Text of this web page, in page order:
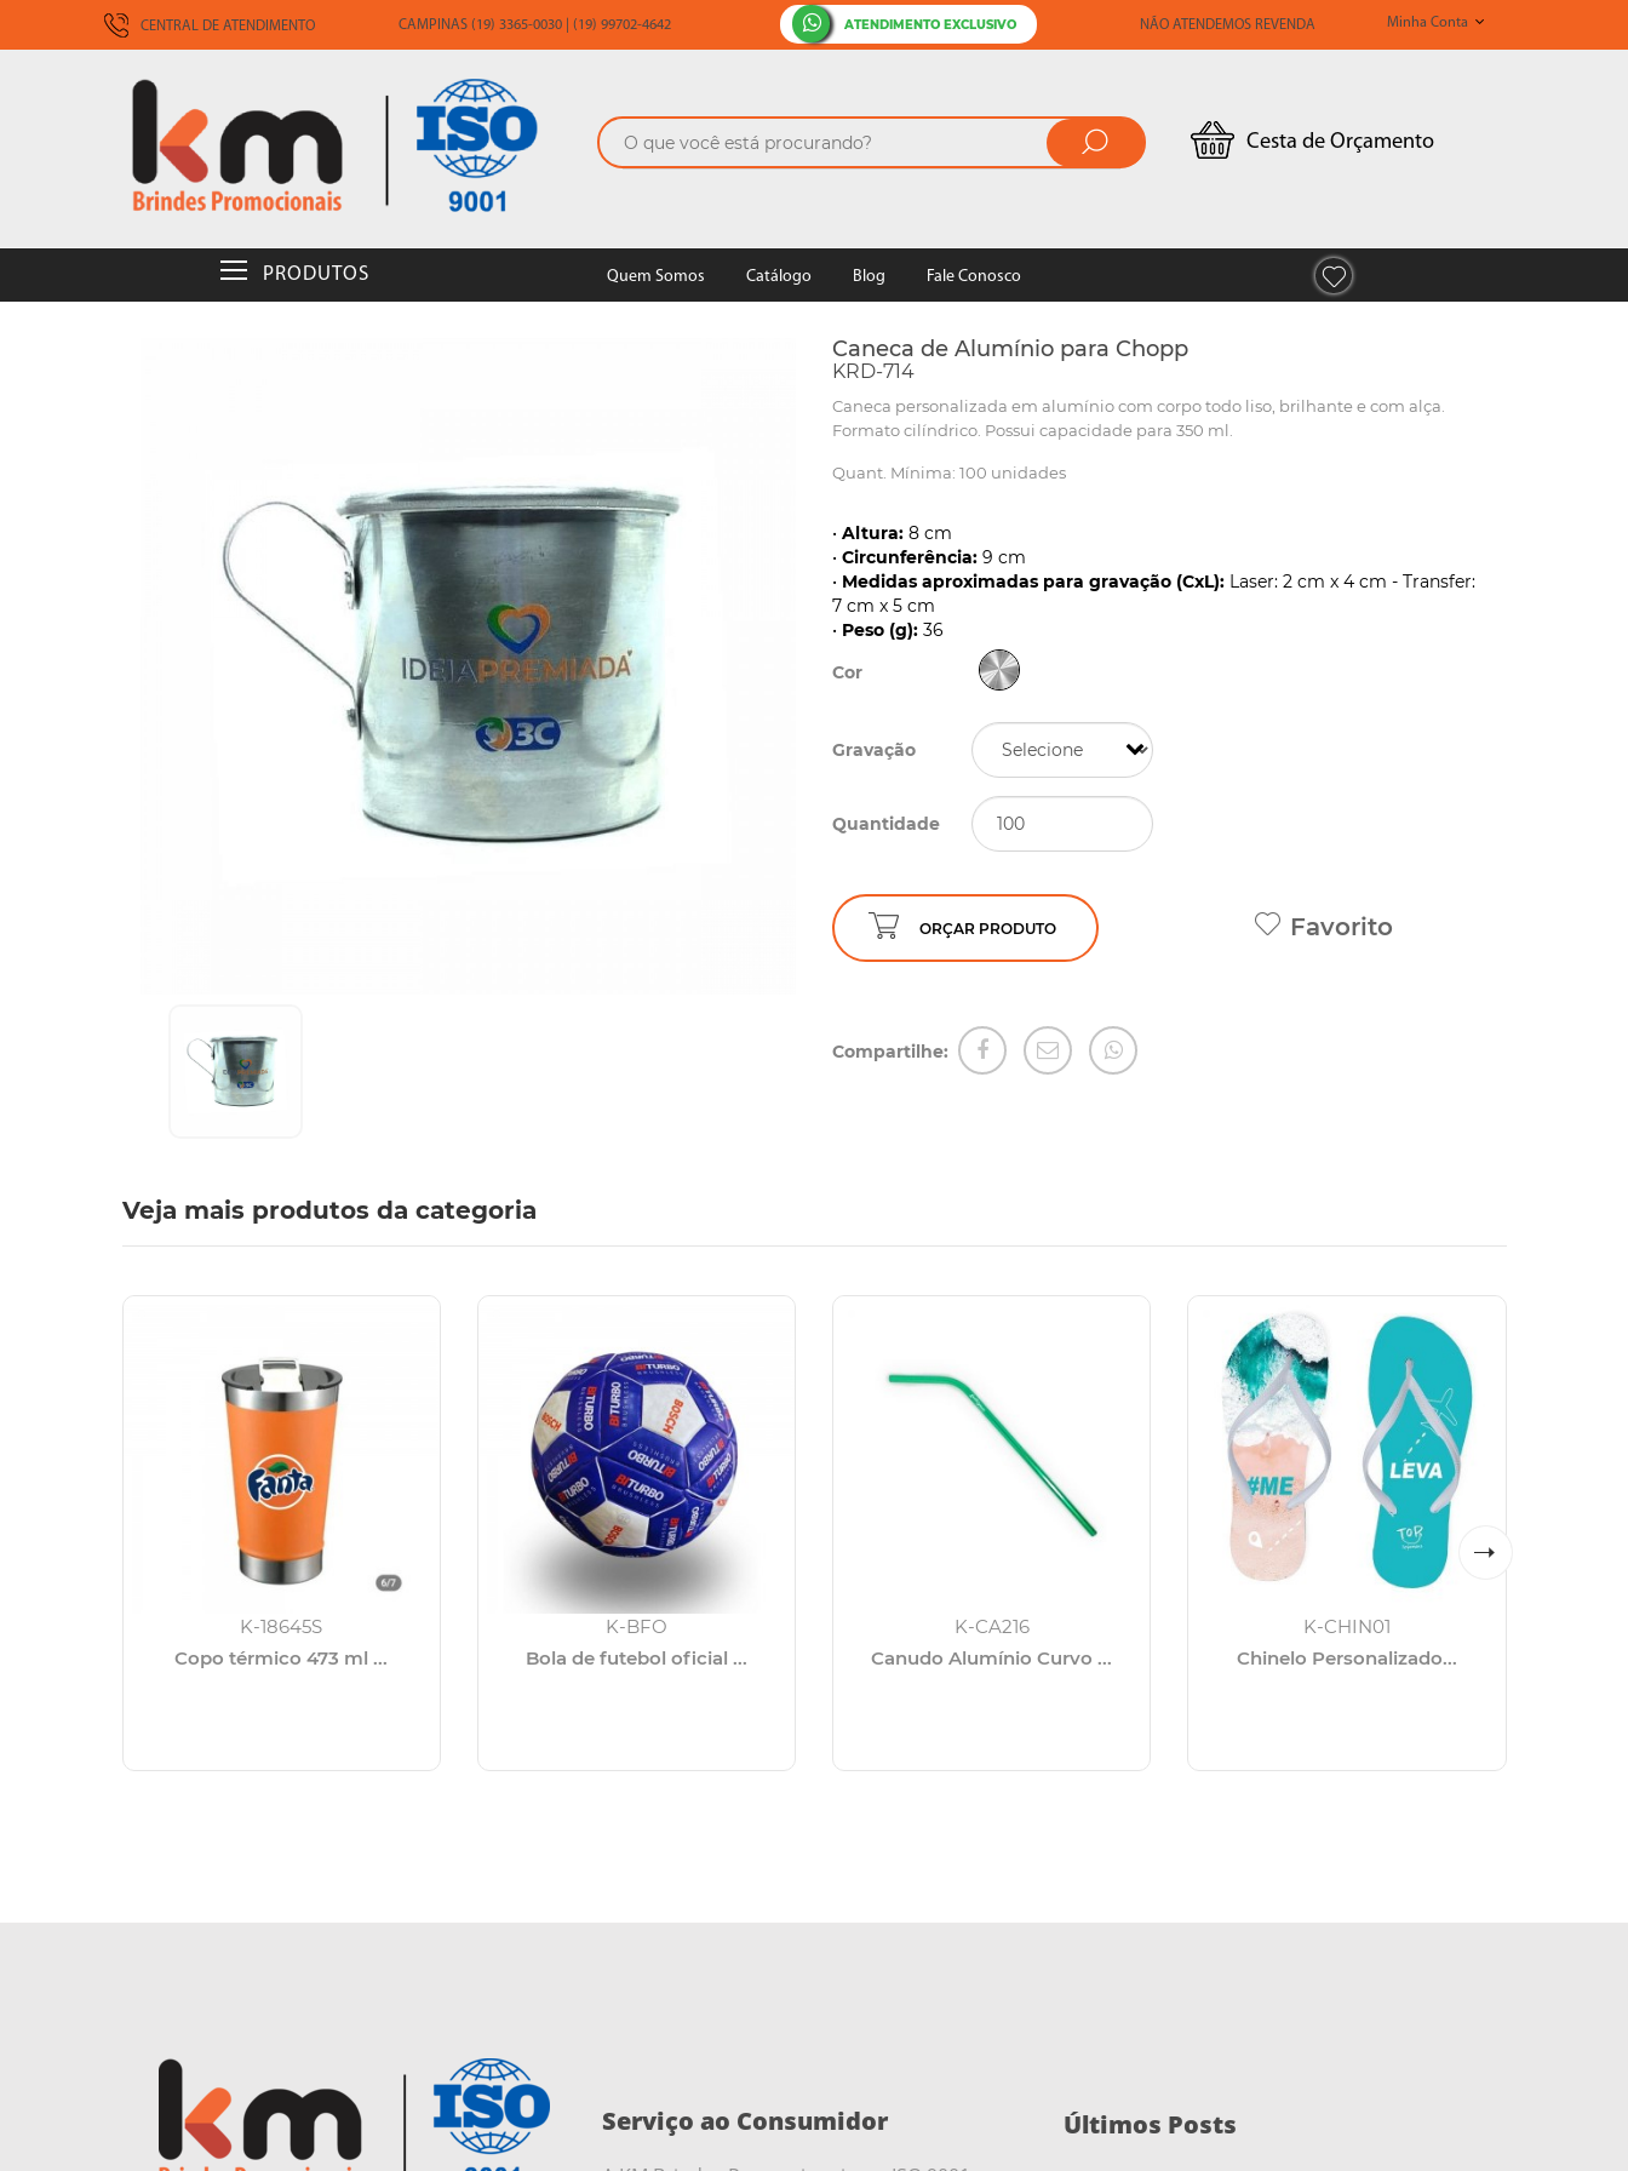
CENTRAL DE ATENDIMENTO CAMPINAS (19) 3365-0030 | (19) 99702-4642 ATENDIMENTO EXCLUSIVO NÃO ATENDEMOS REVENDA Minha Conta
Cesta de Orçamento
PRODUTOS Quem Somos Catálogo Blog Fale Conosco
Caneca de Alumínio para Chopp
KRD-714
Caneca personalizada em alumínio com corpo todo liso, brilhante e com alça.
Formato cilíndrico. Possui capacidade para 350 ml.
Quant. Mínima: 100 unidades
• Altura: 8 cm
• Circunferência: 9 cm
• Medidas aproximadas para gravação (CxL): Laser: 2 cm x 4 cm - Transfer:
7 cm x 5 cm
• Peso (g): 36
Cor
Gravação
Quantidade
ORÇAR PRODUTO Favorito
Compartilhe:
Veja mais produtos da categoria
K-18645S
Copo térmico 473 ml ...
K-BFO
Bola de futebol oficial ...
K-CA216
Canudo Alumínio Curvo ...
K-CHIN01
Chinelo Personalizado...
Serviço ao Consumidor Últimos Posts